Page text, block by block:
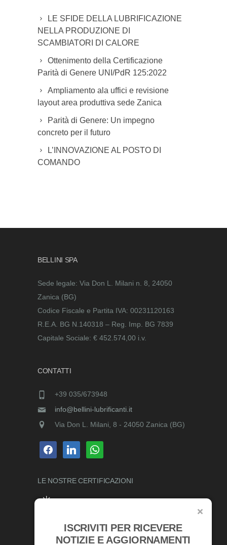
LE SFIDE DELLA LUBRIFICAZIONE
NELLA PRODUZIONE DI
SCAMBIATORI DI CALORE
Ottenimento della Certificazione
Parità di Genere UNI/PdR 125:2022
Ampliamento ala uffici e revisione
layout area produttiva sede Zanica
Parità di Genere: Un impegno
concreto per il futuro
L’INNOVAZIONE AL POSTO DI
COMANDO
BELLINI SPA
Sede legale: Via Don L. Milani n. 8, 24050
Zanica (BG)
Codice Fiscale e Partita IVA: 00231120163
R.E.A. BG N.140318 – Reg. Imp. BG 7839
Capitale Sociale: € 452.574,00 i.v.
CONTATTI
+39 035/673948
info@bellini-lubrificanti.it
Via Don L. Milani, 8 - 24050 Zanica (BG)
facebooklinkedin whatsapp
LE NOSTRECERTIFICAZIONI
RICONOSCIMENTI
ISCRIVITI PER RICEVERE
NOTIZIE E AGGIORNAMENTI